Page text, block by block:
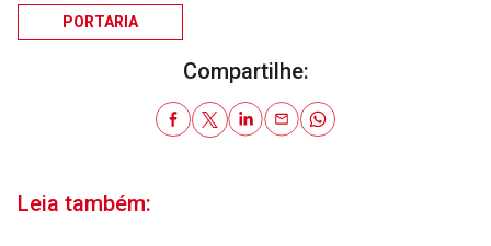
PORTARIA
Compartilhe:
Leia também: